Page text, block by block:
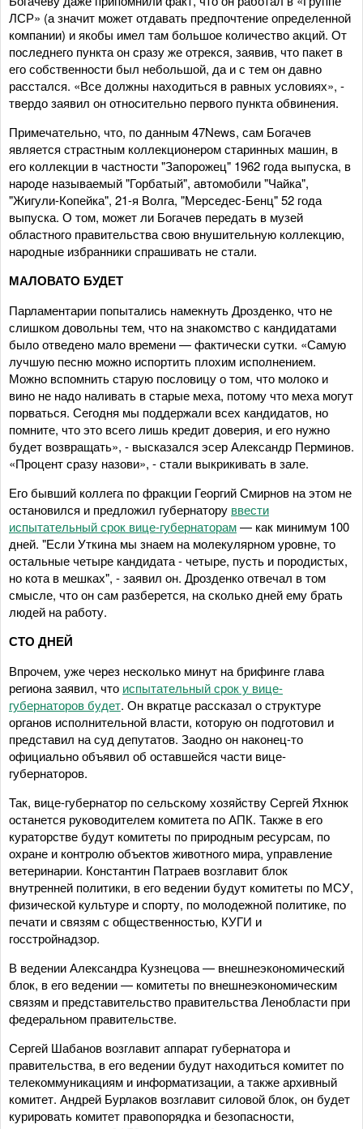
ЛСР» (а значит может отдавать предпочтение определенной
компании) и якобы имел там большое количество акций. От
последнего пункта он сразу же отрекся, заявив, что пакет в
его собственности был небольшой, да и с тем он давно
расстался. «Все должны находиться в равных условиях», -
твердо заявил он относительно первого пункта обвинения.
Примечательно, что, по данным 47News, сам Богачев
является страстным коллекционером старинных машин, в
его коллекции в частности "Запорожец" 1962 года выпуска, в
народе называемый "Горбатый", автомобили "Чайка",
"Жигули-Копейка", 21-я Волга, "Мерседес-Бенц" 52 года
выпуска. О том, может ли Богачев передать в музей
областного правительства свою внушительную коллекцию,
народные избранники спрашивать не стали.
МАЛОВАТО БУДЕТ
Парламентарии попытались намекнуть Дрозденко, что не
слишком довольны тем, что на знакомство с кандидатами
было отведено мало времени — фактически сутки. «Самую
лучшую песню можно испортить плохим исполнением.
Можно вспомнить старую пословицу о том, что молоко и
вино не надо наливать в старые меха, потому что меха могут
порваться. Сегодня мы поддержали всех кандидатов, но
помните, что это всего лишь кредит доверия, и его нужно
будет возвращать», - высказался эсер Александр Перминов.
«Процент сразу назови», - стали выкрикивать в зале.
Его бывший коллега по фракции Георгий Смирнов на этом не
остановился и предложил губернатору ввести
испытательный срок вице-губернаторам— как минимум 100
дней. "Если Уткина мы знаем на молекулярном уровне, то
остальные четыре кандидата - четыре, пусть и породистых,
но кота в мешках", - заявил он. Дрозденко отвечал в том
смысле, что он сам разберется, на сколько дней ему брать
людей на работу.
СТО ДНЕЙ
Впрочем, уже через несколько минут на брифинге глава
региона заявил, что испытательный срок у вице-
губернаторов будет. Он вкратце рассказал о структуре
органов исполнительной власти, которую он подготовил и
представил на суд депутатов. Заодно он наконец-то
официально объявил об оставшейся части вице-
губернаторов.
Так, вице-губернатор по сельскому хозяйству Сергей Яхнюк
останется руководителем комитета по АПК. Также в его
кураторстве будут комитеты по природным ресурсам, по
охране и контролю объектов животного мира, управление
ветеринарии. Константин Патраев возглавит блок
внутренней политики, в его ведении будут комитеты по МСУ,
физической культуре и спорту, по молодежной политике, по
печати и связям с общественностью, КУГИ и
госстройнадзор.
В ведении Александра Кузнецова — внешнеэкономический
блок, в его ведении — комитеты по внешнеэкономическим
связям и представительство правительства Ленобласти при
федеральном правительстве.
Сергей Шабанов возглавит аппарат губернатора и
правительства, в его ведении будут находиться комитет по
телекоммуникациям и информатизации, а также архивный
комитет. Андрей Бурлаков возглавит силовой блок, он будет
курировать комитет правопорядка и безопасности,